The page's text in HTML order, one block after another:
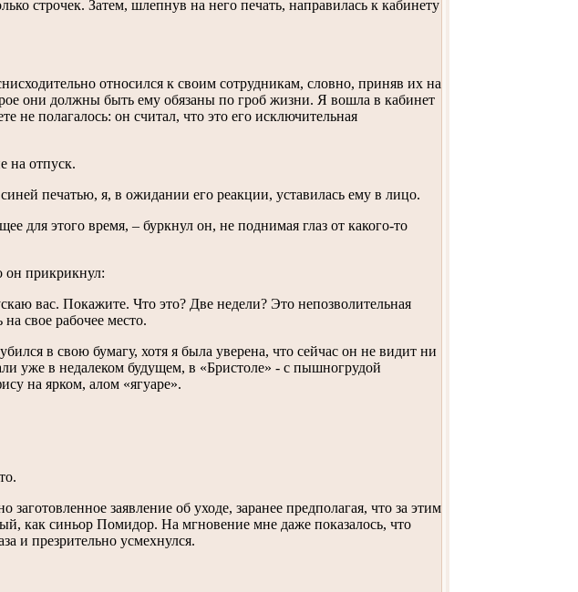
строчек. Затем, шлепнув на него печать, направилась к кабинету
относился к своим сотрудникам, словно, приняв их на
они должны быть ему обязаны по гроб жизни. Я вошла в кабинет
не полагалось: он считал, что это его исключительная
на отпуск.
печатью, я, в ожидании его реакции, уставилась ему в лицо.
для этого время, – буркнул он, не поднимая глаз от какого-то
он прикрикнул:
вас. Покажите. Что это? Две недели? Это непозволительная
свое рабочее место.
в свою бумагу, хотя я была уверена, что сейчас он не видит ни
уже в недалеком будущем, в «Бристоле» - с пышногрудой
на ярком, алом «ягуаре».
заготовленное заявление об уходе, заранее предполагая, что за этим
как синьор Помидор. На мгновение мне даже показалось, что
и презрительно усмехнулся.